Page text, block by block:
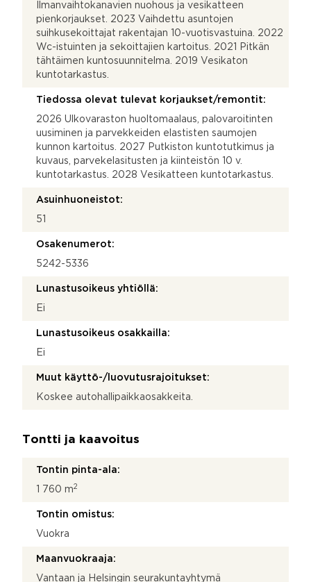
Ilmanvaihtokanavien nuohous ja vesikatteen
pienkorjaukset. 2023 Vaihdettu asuntojen
suihkusekoittajat rakentajan 10-vuotisvastuina. 2022
Wc-istuinten ja sekoittajien kartoitus. 2021 Pitkän
tähtäimen kuntosuunnitelma. 2019 Vesikaton
kuntotarkastus.
Tiedossa olevat tulevat korjaukset/remontit:
2026 Ulkovaraston huoltomaalaus, palovaroitinten
uusiminen ja parvekkeiden elastisten saumojen
kunnon kartoitus. 2027 Putkiston kuntotutkimus ja
kuvaus, parvekelasitusten ja kiinteistön 10 v.
kuntotarkastus. 2028 Vesikatteen kuntotarkastus.
Asuinhuoneistot:
51
Osakenumerot:
5242-5336
Lunastusoikeus yhtiöllä:
Ei
Lunastusoikeus osakkailla:
Ei
Muut käyttö-/luovutusrajoitukset:
Koskee autohallipaikkaosakkeita.
Tontti ja kaavoitus
Tontin pinta-ala:
1 760 m2
Tontin omistus:
Vuokra
Maanvuokraaja:
Vantaan ja Helsingin seurakuntayhtymä